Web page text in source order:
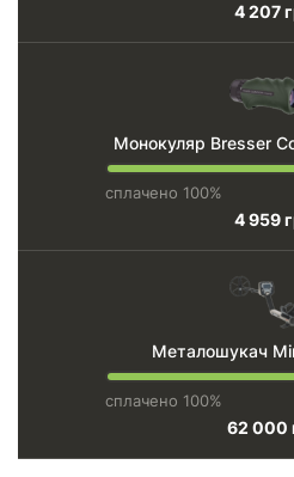
4 207
Монокуляр Bresser
сплачено 100%
4 959
Металошукач
сплачено 100%
62 000